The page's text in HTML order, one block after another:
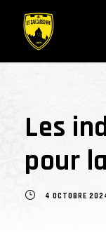
Les
pour
4 OCTOBRE